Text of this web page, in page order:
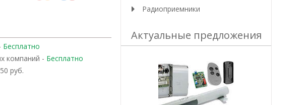
Бесплатно
компаний - Бесплатно
руб.
Радиоприемники
Актуальные предложения